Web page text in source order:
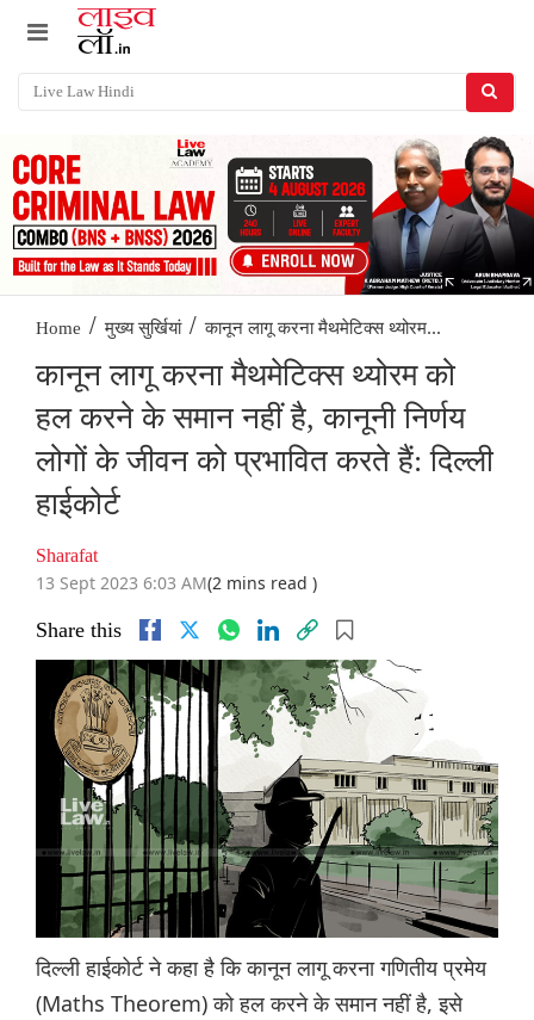
Home / मुख्य सुर्खियां / कानून लागू करना मैथमेटिक्स थ्योरम...
कानून लागू करना मैथमेटिक्स थ्योरम को
हल करने के समान नहीं है, कानूनी निर्णय
लोगों के जीवन को प्रभावित करते हैं: दिल्ली
हाईकोर्ट
Sharafat
13 Sept 2023 6:03 AM(2 mins read )
Share this
दिल्ली हाईकोर्ट ने कहा है कि कानून लागू करना गणितीय प्रमेय
(Maths Theorem) को हल करने के समान नहीं है, इसे